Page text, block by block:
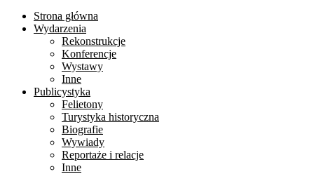
Strona główna
Wydarzenia
Rekonstrukcje
Konferencje
Wystawy
Inne
Publicystyka
Felietony
Turystyka historyczna
Biografie
Wywiady
Reportaże i relacje
Inne